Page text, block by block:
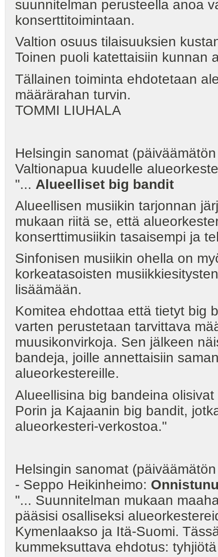
suunnitelman perusteella anoa
konserttitoimintaan.
Valtion osuus tilaisuuksien
Toinen puoli katettaisiin kunnan
Tällainen toiminta ehdotetaan
määrärahan turvin.
TOMMI LIUHALA
Helsingin sanomat
Valtionapua kuudelle
"... Alueelliset big bandit
Alueellisen musiikin tarjonnan
mukaan riitä se, että
konserttimusiikin tasaisempi ja
Sinfonisen musiikin ohella on
korkeatasoisten
lisäämään.
Komitea ehdottaa että tietyt big
varten perustetaan tarvittava
muusikonvirkoja. Sen jälkeen
bandeja, joille annettaisiin
alueorkestereille.
Alueellisina big bandeina
Porin ja Kajaanin big bandit,
alueorkesteri-verkostoa."
Helsingin sanomat
- Seppo Heikinheimo:
"... Suunnitelman mukaan
pääsisi osalliseksi
Kymenlaakso ja Itä-Suomi.
kummeksuttava ehdotus: